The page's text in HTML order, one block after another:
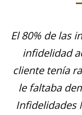
El 80% de las
infidelidad
cliente tenía
le faltaba
Infidelidades